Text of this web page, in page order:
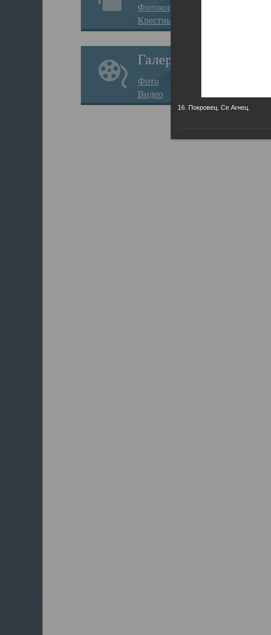
Фотокопии дел
Крестные ходы
Галерея
Фото
Видео
16. Покровец. Се Агнец.